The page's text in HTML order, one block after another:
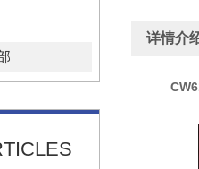
详情介